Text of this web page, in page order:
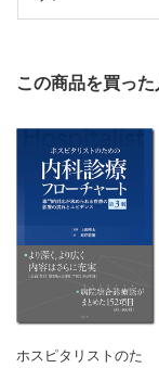
プロトンポン
part4 各ステロ
経口剤
プレドニゾロ
メチルプレド
ヒドロコルチ
デキサメタゾ
ベタメタゾン
注射剤
プレドニゾロ
ヒドロコルチ
この商品を買っ
ホスピタリストのた